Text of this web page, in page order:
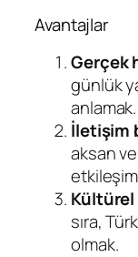
Avantajlar
Gerçek
günlük
anlamak.
İletişim
aksan
Kültürel
sıra,
olmak.